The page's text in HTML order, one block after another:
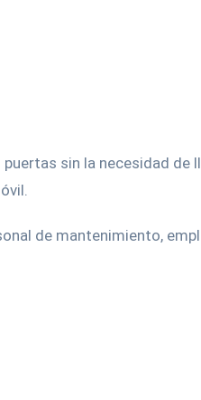
sin la necesidad de
de mantenimiento,